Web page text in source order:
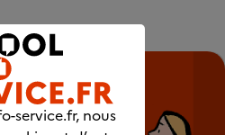
service.fr, nous